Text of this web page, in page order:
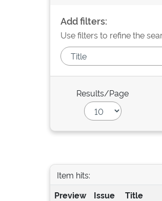
Add filters:
Use filters to refine the
Results/Page
Item hits:
Preview
Issue
Title